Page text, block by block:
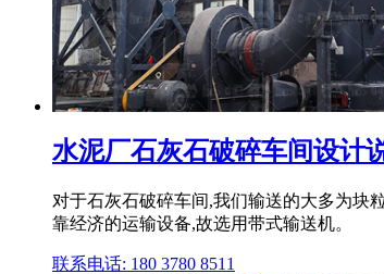
水泥厂石灰石破碎车间设计
对于石灰石破碎车间,我们输送的大多为块
靠经济的运输设备,故选用带式输送机。
联系电话: 180 3780 8511